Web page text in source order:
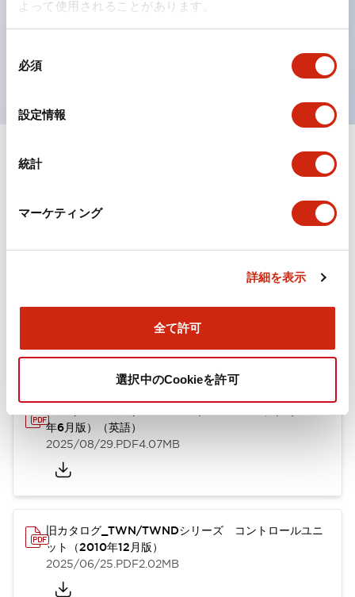
よって使用されることがあります。
必須
設定情報
統計
マーケティング
詳細を表示
全て許可
選択中のCookieを許可
UL、CSA、TÜV、CCC認証品。
ドキュメントとファイル
年6月版）（日本語）
4.92MB
年6月版）（英語）
2025/08/29.PDF4.07MB
旧カタログ_TWN/TWNDシリーズ コントロールユニ
ット（2010年12月版）
2025/06/25.PDF2.02MB